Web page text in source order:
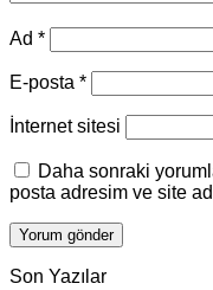
Ad *
E-posta *
İnternet sitesi
Daha sonraki
posta adresim ve site
Son Yazılar